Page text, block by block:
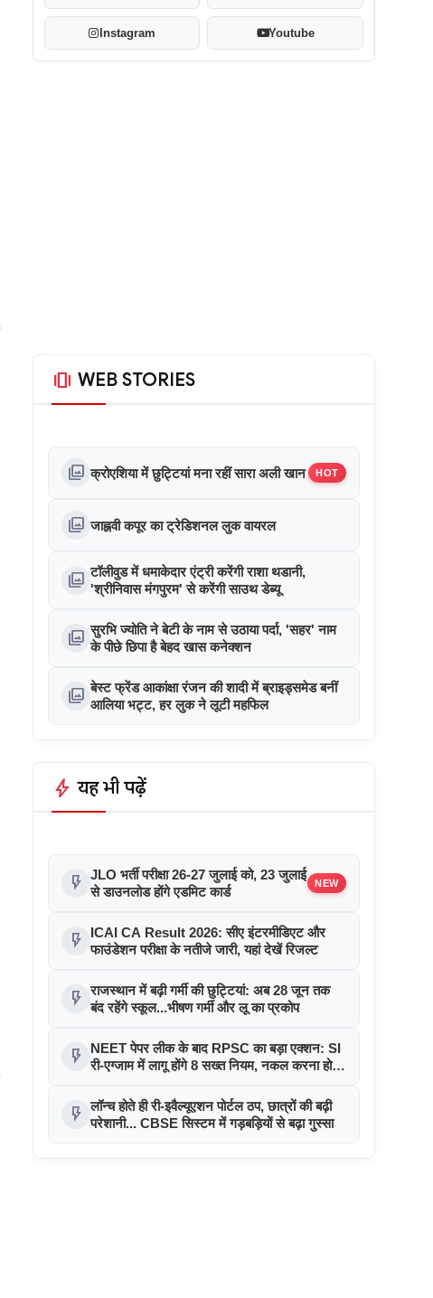
Instagram Youtube
amp_stories WEB STORIES
photo_library क्रोएशिया में छुट्टियां मना रहीं सारा अली खान HOT
photo_library जाह्नवी कपूर का ट्रेडिशनल लुक वायरल
photo_library टॉलीवुड में धमाकेदार एंट्री करेंगी राशा थडानी,
'श्रीनिवास मंगपुरम' से करेंगी साउथ डेब्यू
photo_library सुरभि ज्योति ने बेटी के नाम से उठाया पर्दा, 'सहर' नाम
के पीछे छिपा है बेहद खास कनेक्शन
photo_library बेस्ट फ्रेंड आकांक्षा रंजन की शादी में ब्राइड्समेड बनीं
आलिया भट्ट, हर लुक ने लूटी महफिल
bolt यह भी पढ़ें
flash_on JLO भर्ती परीक्षा 26-27 जुलाई को, 23 जुलाई
से डाउनलोड होंगे एडमिट कार्ड
NEW
flash_on
ICAI CA Result 2026: सीए इंटरमीडिएट और
फाउंडेशन परीक्षा के नतीजे जारी, यहां देखें रिजल्ट
flash_on राजस्थान में बढ़ी गर्मी की छुट्टियां: अब 28 जून तक
बंद रहेंगे स्कूल...भीषण गर्मी और लू का प्रकोप
flash_on
NEET पेपर लीक के बाद RPSC का बड़ा एक्शन: SI
री-एग्जाम में लागू होंगे 8 सख्त नियम, नकल करना होगा
flash_on लॉन्च होते ही री-इवैल्यूएशन पोर्टल ठप, छात्रों की बढ़ी
परेशानी... CBSE सिस्टम में गड़बड़ियों से बढ़ा गुस्सा